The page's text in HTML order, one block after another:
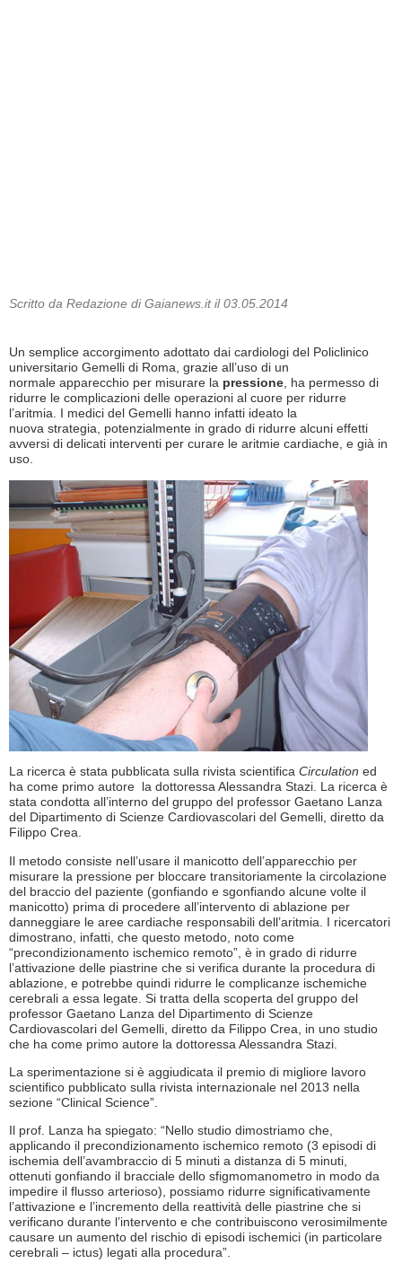
Scritto da Redazione di Gaianews.it il 03.05.2014
Un semplice accorgimento adottato dai cardiologi del Policlinico
universitario Gemelli di Roma, grazie all’uso di un
normale apparecchio per misurare la pressione, ha permesso di
ridurre le complicazioni delle operazioni al cuore per ridurre
l’aritmia. I medici del Gemelli hanno infatti ideato la
nuova strategia, potenzialmente in grado di ridurre alcuni effetti
avversi di delicati interventi per curare le aritmie cardiache, e già in
uso.
La ricerca è stata pubblicata sulla rivista scientifica Circulation ed
ha come primo autore la dottoressa Alessandra Stazi. La ricerca è
stata condotta all’interno del gruppo del professor Gaetano Lanza
del Dipartimento di Scienze Cardiovascolari del Gemelli, diretto da
Filippo Crea.
Il metodo consiste nell’usare il manicotto dell’apparecchio per
misurare la pressione per bloccare transitoriamente la circolazione
del braccio del paziente (gonfiando e sgonfiando alcune volte il
manicotto) prima di procedere all’intervento di ablazione per
danneggiare le aree cardiache responsabili dell’aritmia. I ricercatori
dimostrano, infatti, che questo metodo, noto come
“precondizionamento ischemico remoto”, è in grado di ridurre
l’attivazione delle piastrine che si verifica durante la procedura di
ablazione, e potrebbe quindi ridurre le complicanze ischemiche
cerebrali a essa legate. Si tratta della scoperta del gruppo del
professor Gaetano Lanza del Dipartimento di Scienze
Cardiovascolari del Gemelli, diretto da Filippo Crea, in uno studio
che ha come primo autore la dottoressa Alessandra Stazi.
La sperimentazione si è aggiudicata il premio di migliore lavoro
scientifico pubblicato sulla rivista internazionale nel 2013 nella
sezione “Clinical Science”.
Il prof. Lanza ha spiegato: “Nello studio dimostriamo che,
applicando il precondizionamento ischemico remoto (3 episodi di
ischemia dell’avambraccio di 5 minuti a distanza di 5 minuti,
ottenuti gonfiando il bracciale dello sfigmomanometro in modo da
impedire il flusso arterioso), possiamo ridurre significativamente
l’attivazione e l’incremento della reattività delle piastrine che si
verificano durante l’intervento e che contribuiscono verosimilmente
causare un aumento del rischio di episodi ischemici (in particolare
cerebrali – ictus) legati alla procedura”.